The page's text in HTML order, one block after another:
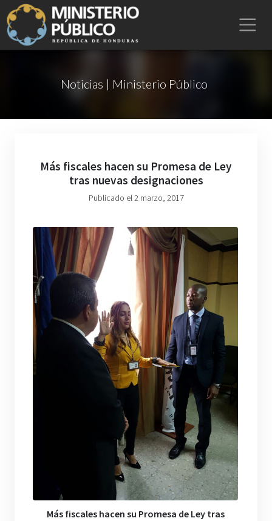
Noticias | Ministerio Público
Más fiscales hacen su Promesa de Ley
tras nuevas designaciones
Publicado el 2 marzo, 2017
Más fiscales hacen su Promesa de Ley tras